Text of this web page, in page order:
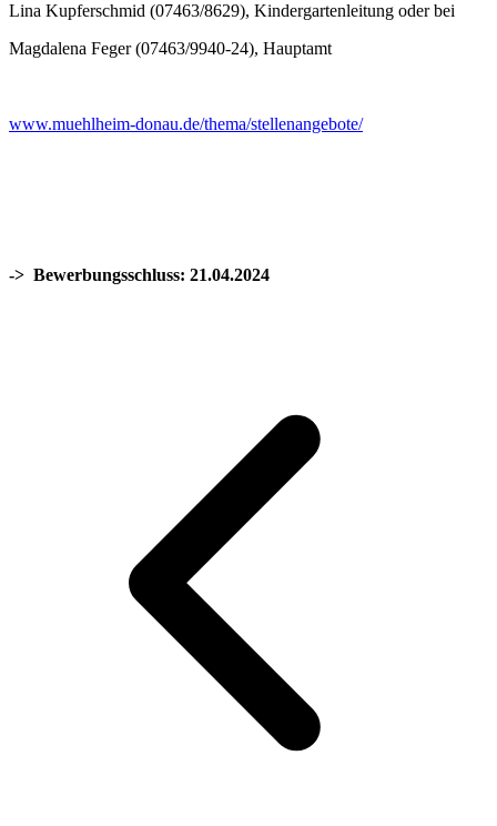
Lina Kupferschmid (07463/8629), Kindergartenleitung oder bei
Magdalena Feger (07463/9940-24), Hauptamt
www.muehlheim-donau.de/thema/stellenangebote/
-> Bewerbungsschluss: 21.04.2024